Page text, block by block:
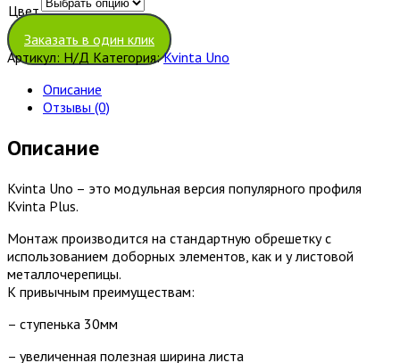
Цвет
Очистить
Заказать в один клик
Артикул: Н/Д Категория:Kvinta Uno
Описание
Отзывы (0)
Описание
Kvinta Uno – это модульная версия популярного профиля
Kvinta Plus.
Монтаж производится на стандартную обрешетку с
использованием доборных элементов, как и у листовой
металлочерепицы.
К привычным преимуществам:
– ступенька 30мм
– увеличенная полезная ширина листа